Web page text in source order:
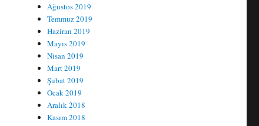
Ağustos 2019
Temmuz 2019
Haziran 2019
Mayıs 2019
Nisan 2019
Mart 2019
Şubat 2019
Ocak 2019
Aralık 2018
Kasım 2018